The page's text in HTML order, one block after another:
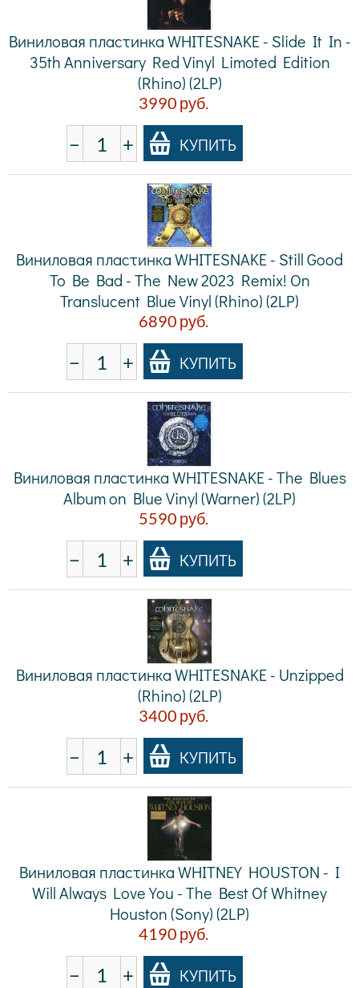
Виниловая пластинка WHITESNAKE - Slide It In -
35th Anniversary Red Vinyl Limoted Edition
(Rhino) (2LP)
3990 руб.
− + КУПИТЬ
Виниловая пластинка WHITESNAKE - Still Good
To Be Bad - The New 2023 Remix! On
Translucent Blue Vinyl (Rhino) (2LP)
6890 руб.
− + КУПИТЬ
Виниловая пластинка WHITESNAKE - The Blues
Album on Blue Vinyl (Warner) (2LP)
5590 руб.
− + КУПИТЬ
Виниловая пластинка WHITESNAKE - Unzipped
(Rhino) (2LP)
3400 руб.
− + КУПИТЬ
Виниловая пластинка WHITNEY HOUSTON - I
Will Always Love You - The Best Of Whitney
Houston (Sony) (2LP)
4190 руб.
− + КУПИТЬ